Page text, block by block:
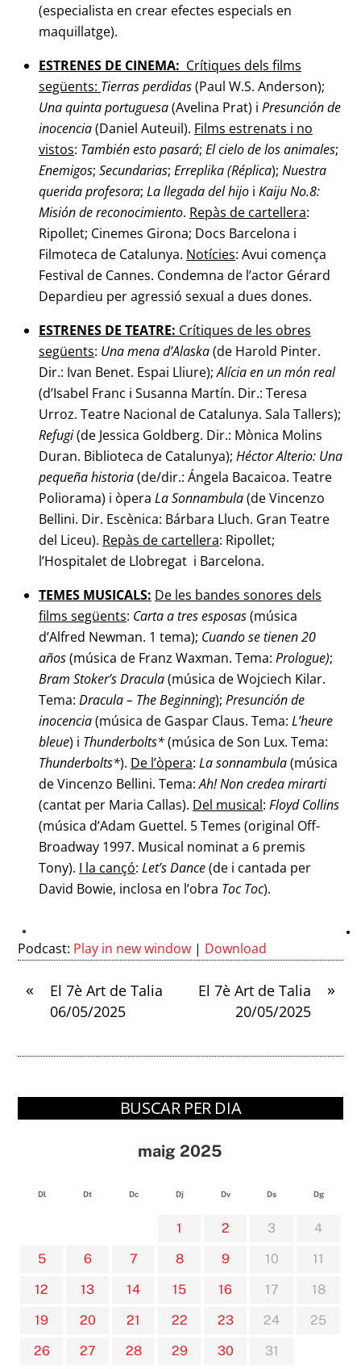
(especialista en crear efectes especials en
maquillatge).
ESTRENES DE CINEMA: Crítiques dels films
següents: Tierras perdidas(Paul W.S. Anderson);
Una quinta portuguesa(Avelina Prat) i Presunción de
inocencia(Daniel Auteuil). Films estrenats i no
vistos: También esto pasará; El cielo de los animales;
Enemigos; Secundarias; Erreplika (Réplica); Nuestra
querida profesora; La llegada delhijo i Kaiju No.8:
Misión de reconocimiento. Repàs de cartellera:
Ripollet; Cinemes Girona; Docs Barcelona i
Filmoteca de Catalunya. Notícies: Avui comença
Festival de Cannes. Condemna de l’actor Gérard
Depardieu per agressió sexual a dues dones.
ESTRENES DE TEATRE: Crítiques de les obres
següents: Una mena d’Alaska(de Harold Pinter.
Dir.: Ivan Benet. Espai Lliure);Alícia en un món real
(d’Isabel Franc i Susanna Martín. Dir.: Teresa
Urroz. Teatre Nacional de Catalunya. Sala Tallers);
Refugi(de Jessica Goldberg. Dir.: Mònica Molins
Duran. Biblioteca de Catalunya); Héctor Alterio: Una
pequeñahistoria(de/dir.: Ángela Bacaicoa. Teatre
Poliorama) i òpera La Sonnambula(de Vincenzo
Bellini. Dir. Escènica: Bárbara Lluch. Gran Teatre
del Liceu). Repàs de cartellera: Ripollet;
l’Hospitalet de Llobregat i Barcelona.
TEMES MUSICALS: De les bandes sonores dels
films següents: Carta a tres esposas(música
d’Alfred Newman. 1 tema); Cuando se tienen 20
años(música de Franz Waxman. Tema: Prologue);
Bram Stoker’s Dracula(música de Wojciech Kilar.
Tema: Dracula – The Beginning); Presunción de
inocencia(música de Gaspar Claus. Tema: L’heure
bleue) i Thunderbolts*(música de Son Lux. Tema:
Thunderbolts*). De l’òpera: La sonnambula(música
de Vincenzo Bellini. Tema:Ah! Non credea mirarti
(cantat per Maria Callas). Del musical: Floyd Collins
(música d’Adam Guettel. 5 Temes (original Off-
Broadway 1997. Musical nominat a 6 premis
Tony). I la cançó: Let’s Dance(de i cantada per
David Bowie, inclosa en l’obra Toc Toc).
Podcast: Play in new window | Download
«
El 7è Art de Talia
06/05/2025
»
El 7è Art de Talia
20/05/2025
BUSCAR PER DIA
maig 2025
Dl Dt Dc Dj Dv Ds Dg
1 2 3
4
5
6 7 8 9 10
11
12
13 14 15 16 17
18
19
20 21 22 23 24
25
26
27 28 29 30 31